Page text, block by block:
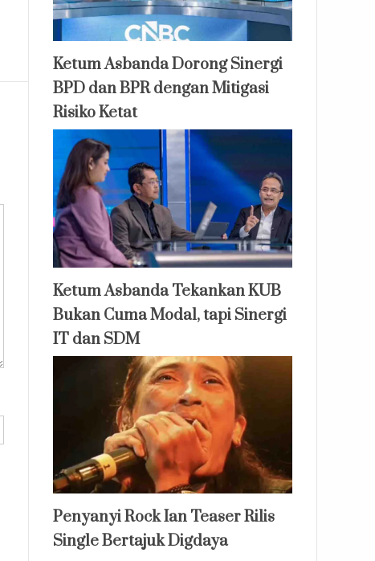
Ketum Asbanda Dorong Sinergi
BPD dan BPR dengan Mitigasi
Risiko Ketat
Ketum Asbanda Tekankan KUB
Bukan Cuma Modal, tapi Sinergi
IT dan SDM
Penyanyi Rock Ian Teaser Rilis
Single Bertajuk Digdaya